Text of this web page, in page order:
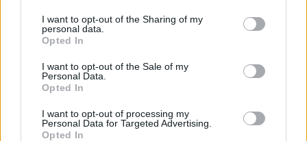
I want to opt-out of the Sharing of my
personal data.
Opted In
I want to opt-out of the Sale of my
Personal Data.
Opted In
I want to opt-out of processing my
Personal Data for Targeted Advertising.
Opted In
Απόσταση (χλμ) = Αριθμός
βημάτων (10.000) x μήκος του
κάθε βήματος